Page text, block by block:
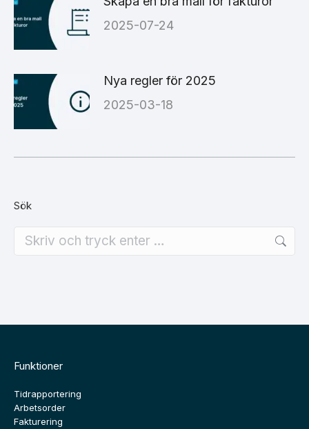
2025-07-24
Nya regler för 2025
2025-03-18
Sök
Funktioner
Tidrapportering
Arbetsorder
Fakturering